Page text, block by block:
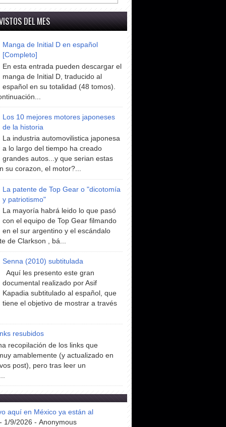
DEL MES
Manga de Initial D en español
[Completo]
En esta entrada pueden descargar el
manga de Initial D, traducido al
español en su totalidad (48 tomos).
Los 10 mejores motores japoneses
de la historia
La industria automovilistica japonesa
a lo largo del tiempo ha creado
grandes autos...y que serian estas
su corazon, el motor?...
La patente de Top Gear o "dicotomía
y patriotismo"
La mayoría habrá leido lo que pasó
con el equipo de Top Gear filmando
en el sur argentino y el escándalo
de Clarkson , bá...
Senna (2010) subtitulada
Aquí les presento este gran
documental realizado por Asif
Kapadia subtitulado al español, que
tiene el objetivo de mostrar a través
resubidos
recopilación de los links que
amablemente (y actualizado en
post), pero tras leer un
aquí en México ya están al
1/9/2026 - Anonymous